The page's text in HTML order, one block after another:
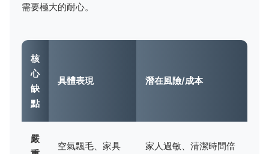
需要極大的耐心。
核
心
缺
點
具體表現 潛在風險/成本
嚴
空氣飄毛、家具
家人過敏、清潔時間倍